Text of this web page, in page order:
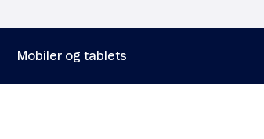
Mobiler og tablets